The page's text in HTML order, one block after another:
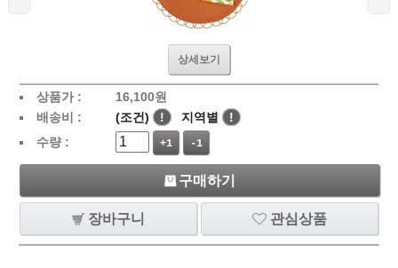
상세보기
상품가 : 16,100원
배송비 :
(조건) ! 지역별
!
수량 :
+1 -1
구매하기
장바구니 관심상품